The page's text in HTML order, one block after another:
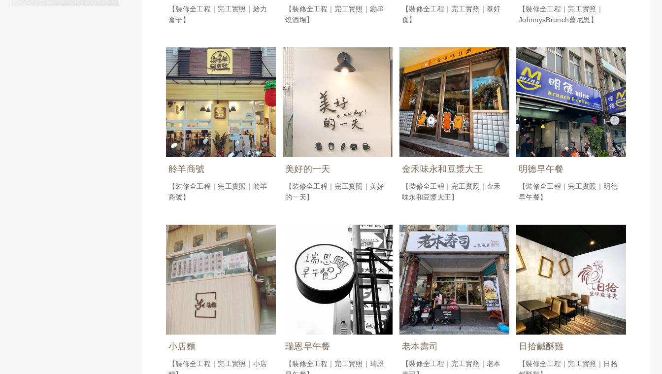
【裝修全工程｜完工實照｜給力
盒子】
【裝修全工程｜完工實照｜鋤串
燒酒場】
【裝修全工程｜完工實照｜泰好
食】
【裝修全工程｜完工實照｜
JohnnysBrunch薔尼思】
舲羊商號
【裝修全工程｜完工實照｜舲羊
商號】
美好的一天
【裝修全工程｜完工實照｜美好
的一天】
金禾味永和豆漿大王
【裝修全工程｜完工實照｜金禾
味永和豆漿大王】
明德早午餐
【裝修全工程｜完工實照｜明德
早午餐】
小店麵
【裝修全工程｜完工實照｜小店
瑞恩早午餐
【裝修全工程｜完工實照｜瑞恩
老本壽司
【裝修全工程｜完工實照｜老本
日拾鹹酥雞
【裝修全工程｜完工實照｜日拾